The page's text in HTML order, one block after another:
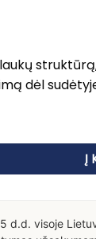
dėl
cosmetics
Į
d.d. visoje